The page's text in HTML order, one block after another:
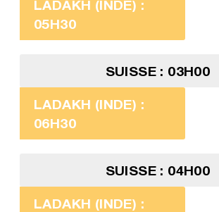
LADAKH (INDE) :
05H30
SUISSE : 03H00
LADAKH (INDE) :
06H30
SUISSE : 04H00
LADAKH (INDE) :